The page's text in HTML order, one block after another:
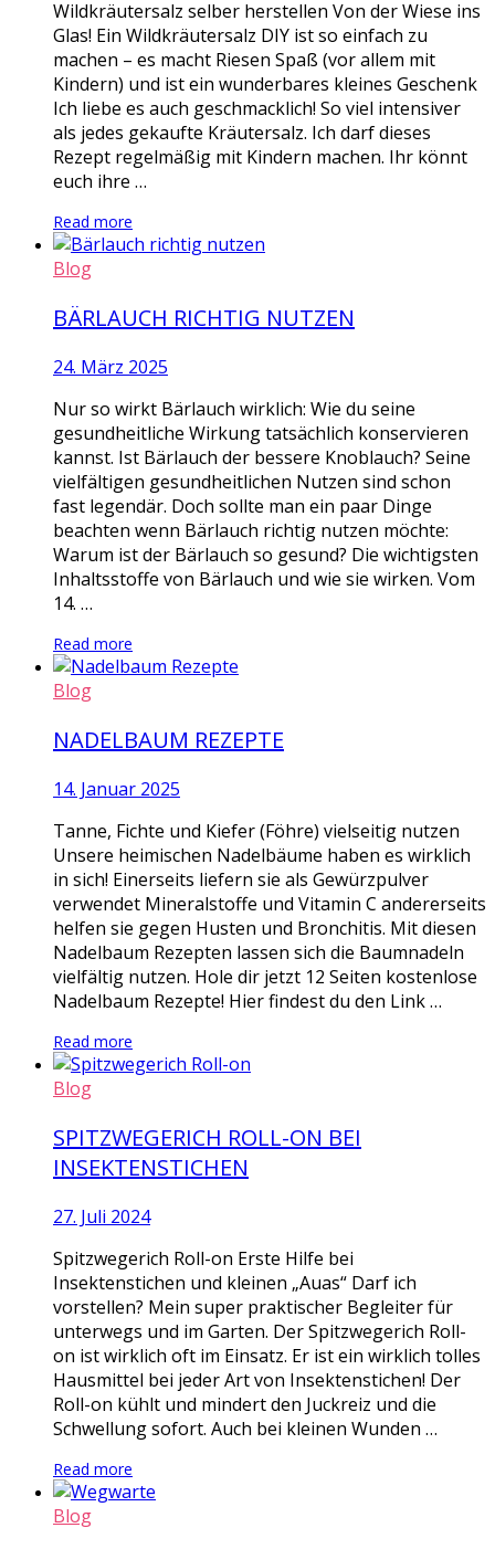
Wildkräutersalz selber herstellen Von der Wiese ins
Glas! Ein Wildkräutersalz DIY ist so einfach zu
machen – es macht Riesen Spaß (vor allem mit
Kindern) und ist ein wunderbares kleines Geschenk
Ich liebe es auch geschmacklich! So viel intensiver
als jedes gekaufte Kräutersalz. Ich darf dieses
Rezept regelmäßig mit Kindern machen. Ihr könnt
euch ihre …
Read more
Blog
BÄRLAUCH RICHTIG NUTZEN
24. März 2025
Nur so wirkt Bärlauch wirklich: Wie du seine
gesundheitliche Wirkung tatsächlich konservieren
kannst. Ist Bärlauch der bessere Knoblauch? Seine
vielfältigen gesundheitlichen Nutzen sind schon
fast legendär. Doch sollte man ein paar Dinge
beachten wenn Bärlauch richtig nutzen möchte:
Warum ist der Bärlauch so gesund? Die wichtigsten
Inhaltsstoffe von Bärlauch und wie sie wirken. Vom
14. …
Read more
Blog
NADELBAUM REZEPTE
14. Januar 2025
Tanne, Fichte und Kiefer (Föhre) vielseitig nutzen
Unsere heimischen Nadelbäume haben es wirklich
in sich! Einerseits liefern sie als Gewürzpulver
verwendet Mineralstoffe und Vitamin C andererseits
helfen sie gegen Husten und Bronchitis. Mit diesen
Nadelbaum Rezepten lassen sich die Baumnadeln
vielfältig nutzen. Hole dir jetzt 12 Seiten kostenlose
Nadelbaum Rezepte! Hier findest du den Link …
Read more
Blog
SPITZWEGERICH ROLL-ON BEI
INSEKTENSTICHEN
27. Juli 2024
Spitzwegerich Roll-on Erste Hilfe bei
Insektenstichen und kleinen „Auas“ Darf ich
vorstellen? Mein super praktischer Begleiter für
unterwegs und im Garten. Der Spitzwegerich Roll-
on ist wirklich oft im Einsatz. Er ist ein wirklich tolles
Hausmittel bei jeder Art von Insektenstichen! Der
Roll-on kühlt und mindert den Juckreiz und die
Schwellung sofort. Auch bei kleinen Wunden …
Read more
Blog